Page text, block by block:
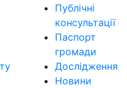
Публічні
консультації
Паспорт
громади
Дослідження
Новини